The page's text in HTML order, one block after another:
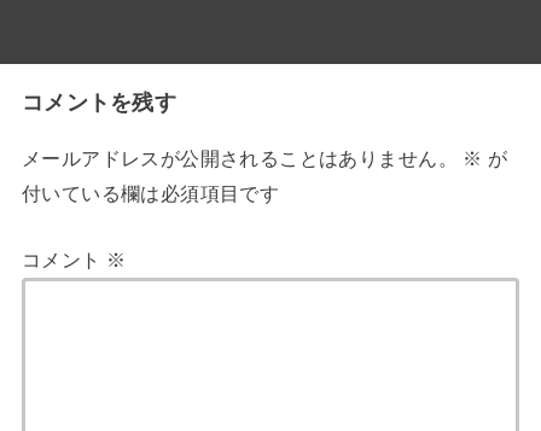
コメントを残す
メールアドレスが公開されることはありません。 ※ が
付いている欄は必須項目です
コメント ※